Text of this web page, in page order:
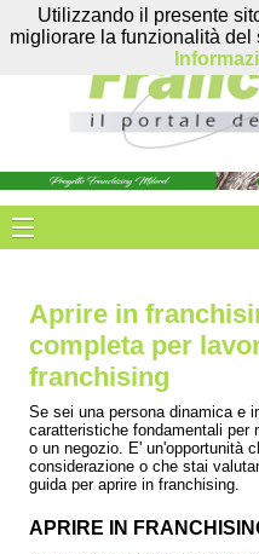
Aprire in
completa per
franchising
Se sei una persona dinamica e
caratteristiche fondamentali per
o un negozio. E' un'opportunità
considerazione o che stai
guida per aprire in franchising.
APRIRE IN
Utilizzando il presente
migliorare la funzionalità del